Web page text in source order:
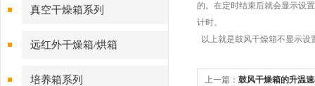
真空干燥箱系列
远红外干燥箱/烘箱
培养箱系列
的。在定时结束后就会显示设
计时。
以上就是鼓风干燥箱不显示
上一篇： 鼓风干燥箱的升温